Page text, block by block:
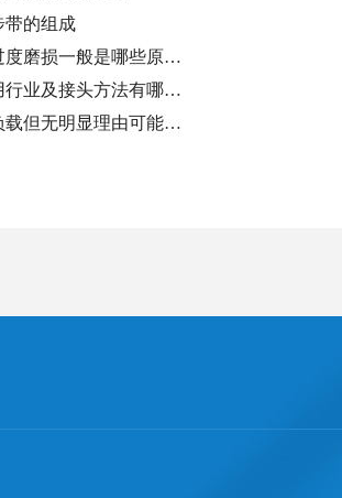
带的组成
度磨损一般是哪些原…
行业及接头方法有哪…
载但无明显理由可能…